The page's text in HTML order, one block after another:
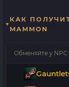
КАК
MAMMON
Обменяйте у NPC